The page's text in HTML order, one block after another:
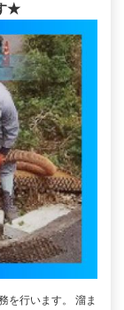
★
を行います。 溜ま